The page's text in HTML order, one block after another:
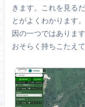
きます。これを見る
とがよくわかります
因の一つではありま
おそらく持ちこたえ